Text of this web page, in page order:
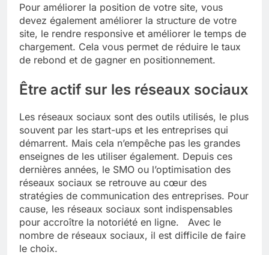
Pour améliorer la position de votre site, vous
devez également améliorer la structure de votre
site, le rendre responsive et améliorer le temps de
chargement. Cela vous permet de réduire le taux
de rebond et de gagner en positionnement.
Être actif sur les réseaux sociaux
Les réseaux sociaux sont des outils utilisés, le plus
souvent par les start-ups et les entreprises qui
démarrent. Mais cela n’empêche pas les grandes
enseignes de les utiliser également. Depuis ces
dernières années, le SMO ou l’optimisation des
réseaux sociaux se retrouve au cœur des
stratégies de communication des entreprises. Pour
cause, les réseaux sociaux sont indispensables
pour accroître la notoriété en ligne. Avec le
nombre de réseaux sociaux, il est difficile de faire
le choix.